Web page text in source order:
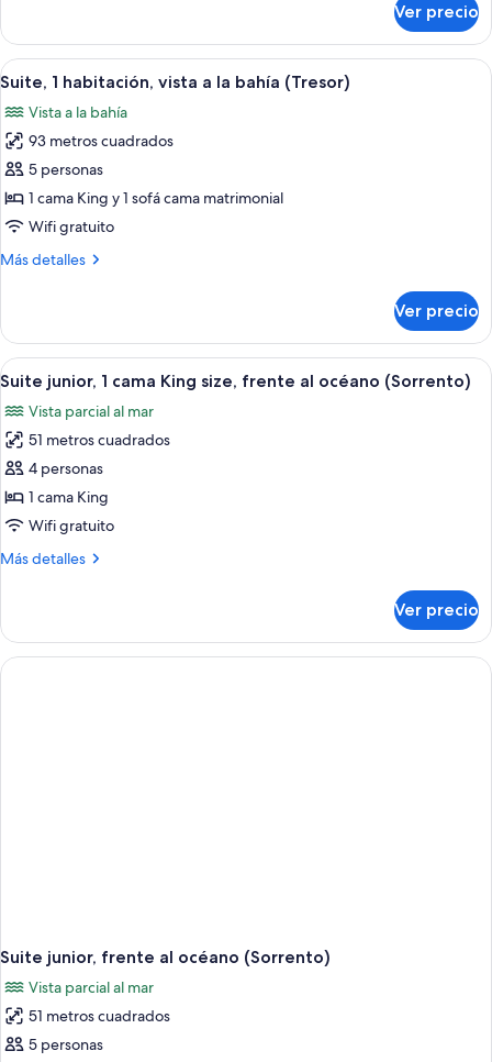
Queen
size
estándar,
camas
size
Ver precio
Abrir
todas
las
fotos
de
Suite,
1
vista
bahía
(Tresor)
Una habitación de hotel moderna
5
Suite, 1 habitación, vista a la bahía (Tresor)
Vista a la bahía
93 metros cuadrados
5 personas
1 cama King y 1 sofá cama matrimonial
Wifi gratuito
Más detalles
Más
1
habitación,
vista
la
bahía
(Tresor)
Ver precio
Abrir
todas
las
fotos
de
Suite
junior,
cama
frente
al
Una habitación de hotel con una
2
Suite junior, 1 cama King size, frente al océano (Sorrento)
Vista parcial al mar
51 metros cuadrados
4 personas
1 cama King
Wifi gratuito
Más detalles
Más
junior,
cama
Ver precio
Suite junior, frente al océano (Sorrento)
Vista parcial al mar
51 metros cuadrados
5 personas